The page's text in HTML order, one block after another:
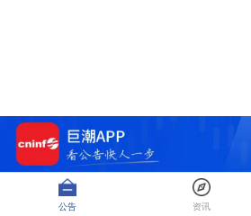
公告 资讯